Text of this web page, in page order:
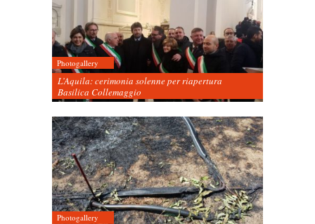
Photogallery
L’Aquila: cerimonia solenne per riapertura
Basilica Collemaggio
Photogallery